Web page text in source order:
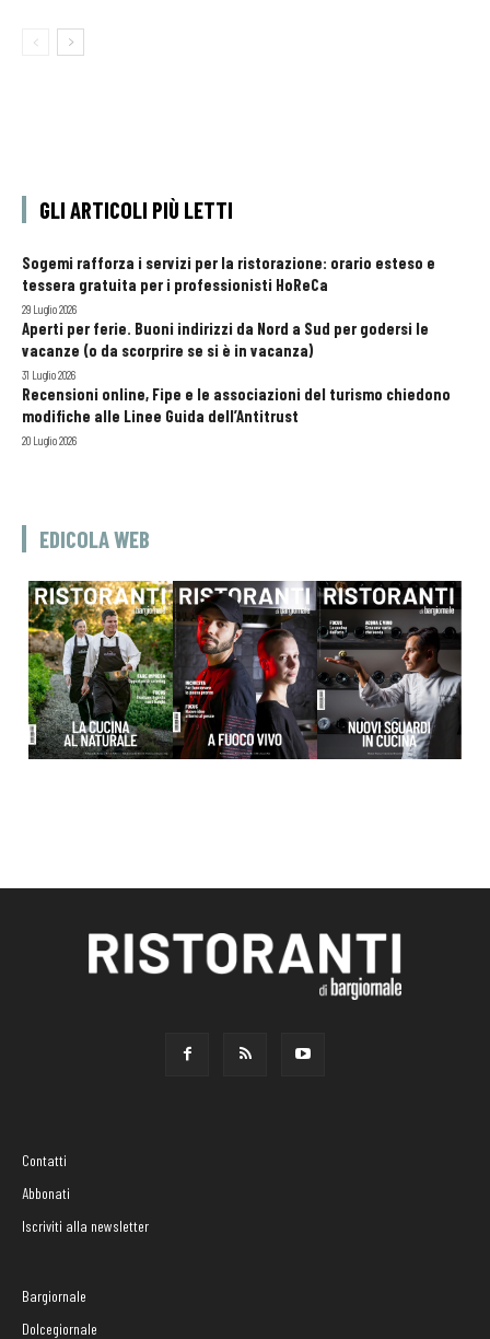
GLI ARTICOLI PIÙ LETTI
Sogemi rafforza i servizi per la ristorazione: orario esteso e
tessera gratuita per i professionisti HoReCa
29 Luglio 2026
Aperti per ferie. Buoni indirizzi da Nord a Sud per godersi le
vacanze (o da scorprire se si è in vacanza)
31 Luglio 2026
Recensioni online, Fipe e le associazioni del turismo chiedono
modifiche alle Linee Guida dell’Antitrust
20 Luglio 2026
EDICOLA WEB
Contatti
Abbonati
Iscriviti alla newsletter
Bargiornale
Dolcegiornale